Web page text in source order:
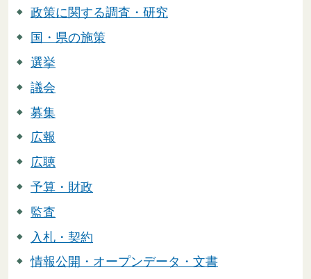
政策に関する調査・研究
国・県の施策
選挙
議会
募集
広報
広聴
予算・財政
監査
入札・契約
情報公開・オープンデータ・文書